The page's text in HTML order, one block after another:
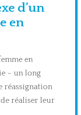
d’un
en
en
– un long
réassignation
réaliser leur